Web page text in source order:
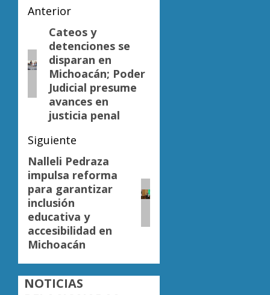
Navegación
entradas
Anterior
Entrada
anterior:
Cateos y
detenciones se
disparan en
Michoacán; Poder
Judicial presume
avances en
justicia penal
Siguiente
Siguiente
entrada:
Nalleli Pedraza
impulsa reforma
para garantizar
inclusión
educativa y
accesibilidad en
Michoacán
NOTICIAS